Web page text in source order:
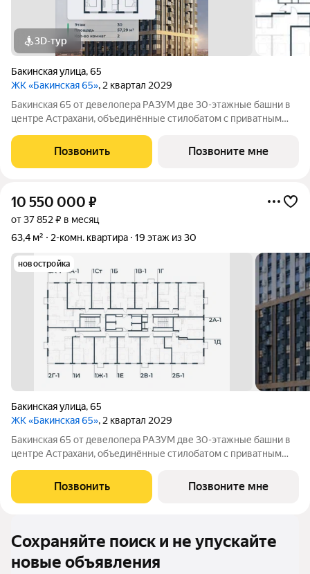
3D-тур
Бакинская улица,65
ЖК «Бакинская 65», 2 квартал 2029
Бакинская 65 от девелопера РАЗУМ две 30-этажные башни в
центре Астрахани, объединённые стилобатом с приватным
доступности находятся лучшие школы, гимназии и детские
Позвонить Позвоните мне
10 550 000 ₽
от 37 852 ₽ в месяц
63,4 м²
2-комн. квартира 19 этаж из 30
новостройка
Бакинская улица,65
ЖК «Бакинская 65», 2 квартал 2029
Бакинская 65 от девелопера РАЗУМ две 30-этажные башни в
центре Астрахани, объединённые стилобатом с приватным
доступности находятся лучшие школы, гимназии и детские
Позвонить Позвоните мне
Сохраняйте поиск и не упускайте
новые объявления